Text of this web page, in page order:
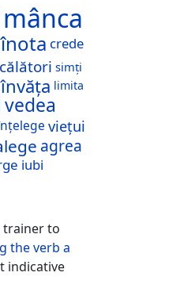
mânca
înota crede
călători simți
învăța limita
vedea
viețui
agrea
iubi
trainer to
the verb a
indicative